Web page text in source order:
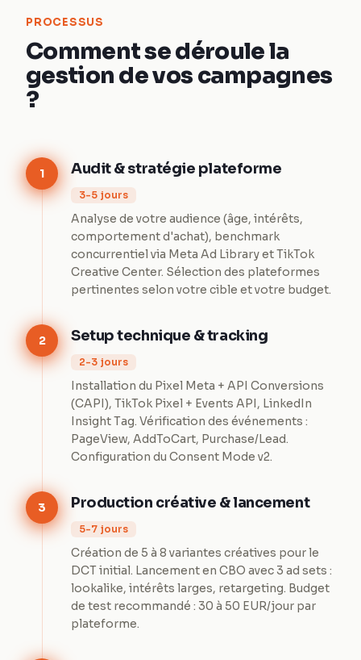
PROCESSUS
Comment se déroule la
gestion de vos campagnes
?
1 Audit & stratégie plateforme
3-5 jours
Analyse de votre audience (âge, intérêts,
comportement d'achat), benchmark
concurrentiel via Meta Ad Library et TikTok
Creative Center. Sélection des plateformes
pertinentes selon votre cible et votre budget.
2 Setup technique & tracking
2-3 jours
Installation du Pixel Meta + API Conversions
(CAPI), TikTok Pixel + Events API, LinkedIn
Insight Tag. Vérification des événements :
PageView, AddToCart, Purchase/Lead.
Configuration du Consent Mode v2.
3 Production créative & lancement
5-7 jours
Création de 5 à 8 variantes créatives pour le
DCT initial. Lancement en CBO avec 3 ad sets :
lookalike, intérêts larges, retargeting. Budget
de test recommandé : 30 à 50 EUR/jour par
plateforme.